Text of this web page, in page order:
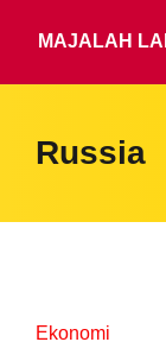
MAJALAH
Russia
Ekonomi